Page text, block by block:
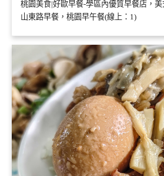
桃園美食|好歐早餐-學區內優質早餐店，
山東路早餐，桃園早午餐(線上：1)